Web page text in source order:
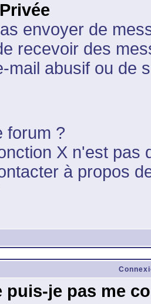
envoyer de
recevoir des
mail abusif ou de
forum ?
X n'est pas
à propos
puis-je pas me